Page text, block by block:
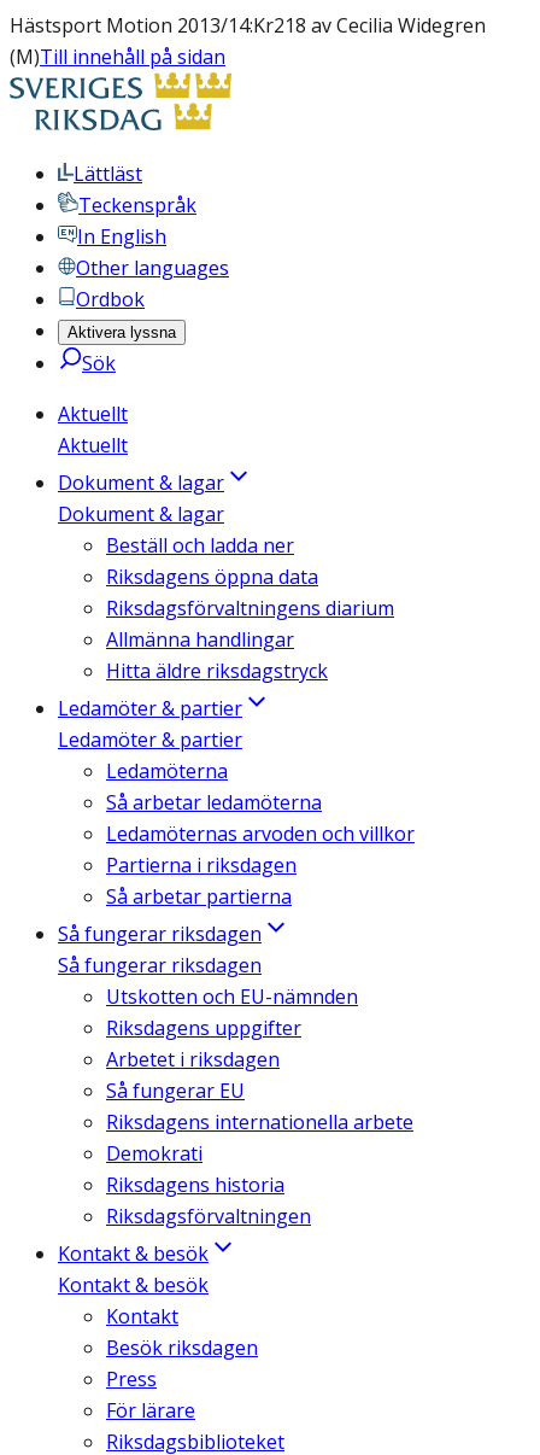
Hästsport Motion 2013/14:Kr218 av Cecilia Widegren
(M)Till innehåll på sidan
Lättläst
Teckenspråk
In English
Other languages
Ordbok
Aktivera lyssna
Sök
Aktuellt
Aktuellt
Dokument & lagar
Dokument & lagar
Beställ och ladda ner
Riksdagens öppna data
Riksdagsförvaltningens diarium
Allmänna handlingar
Hitta äldre riksdagstryck
Ledamöter & partier
Ledamöter & partier
Ledamöterna
Så arbetar ledamöterna
Ledamöternas arvoden och villkor
Partierna i riksdagen
Så arbetar partierna
Så fungerar riksdagen
Så fungerar riksdagen
Utskotten och EU-nämnden
Riksdagens uppgifter
Arbetet i riksdagen
Så fungerar EU
Riksdagens internationella arbete
Demokrati
Riksdagens historia
Riksdagsförvaltningen
Kontakt & besök
Kontakt & besök
Kontakt
Besök riksdagen
Press
För lärare
Riksdagsbiblioteket